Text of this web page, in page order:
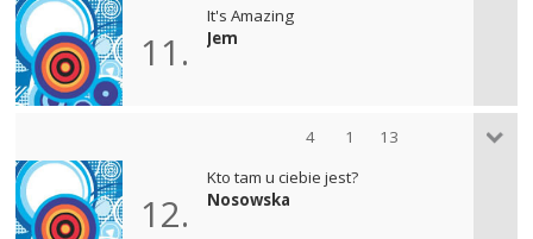
11.
It's Amazing
Jem
4 1 13
12.
Kto tam u ciebie jest?
Nosowska